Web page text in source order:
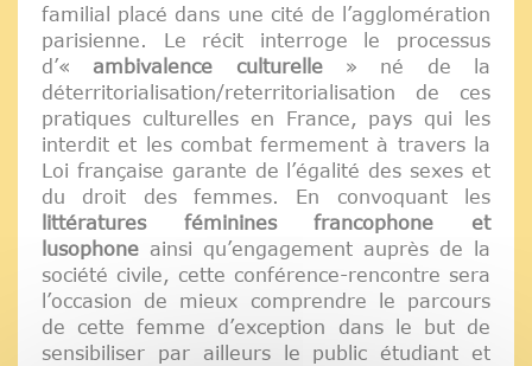
familial placé dans une cité de l’agglomération
parisienne. Le récit interroge le processus
d’« ambivalence culturelle» né de la
déterritorialisation/reterritorialisation de ces
pratiques culturelles en France, pays qui les
interdit et les combat fermement à travers la
Loi française garante de l’égalité des sexes et
du droit des femmes. En convoquant les
littératures féminines francophone et
lusophone ainsi qu’engagement auprès de la
société civile, cette conférence-rencontre sera
l’occasion de mieux comprendre le parcours
de cette femme d’exception dans le but de
sensibiliser par ailleurs le public étudiant et